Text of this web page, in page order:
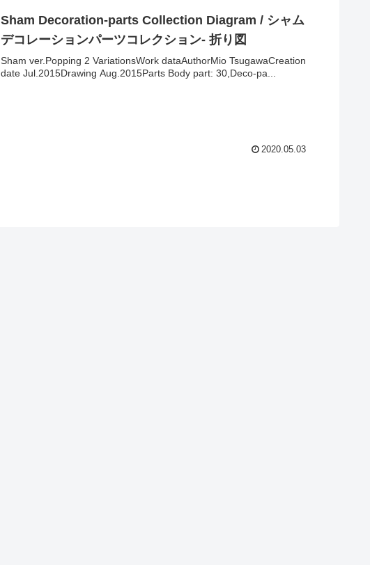
Sham Decoration-parts Collection Diagram / シャム
デコレーションパーツコレクション- 折り図
Sham ver.Popping 2 VariationsWork dataAuthorMio TsugawaCreation
date Jul.2015Drawing Aug.2015Parts Body part: 30,Deco-pa...
2020.05.03